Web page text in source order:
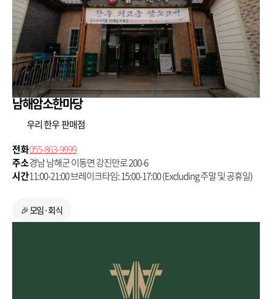
남해암소한마당
우리 한우 판매점
전화055-863-9999
주소경남 남해군 이동면 강진만로 200-6
시간11:00-21:00 브레이크타임: 15:00-17:00 (Excluding 주말 및 공휴일)
🎉 모임·회식